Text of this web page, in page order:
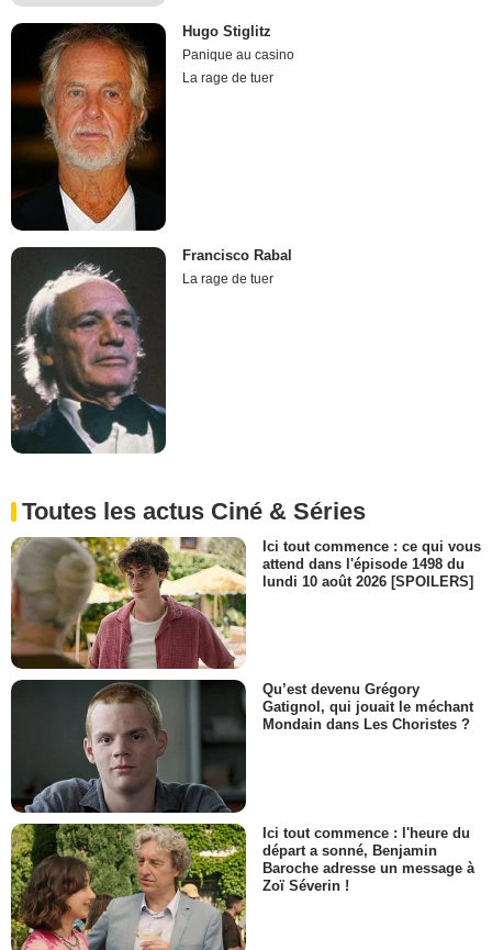
Hugo Stiglitz
Panique au casino
La rage de tuer
Francisco Rabal
La rage de tuer
Toutes les actus Ciné & Séries
Ici tout commence : ce qui vous
attend dans l'épisode 1498 du
lundi 10 août 2026 [SPOILERS]
Qu’est devenu Grégory
Gatignol, qui jouait le méchant
Mondain dans Les Choristes ?
Ici tout commence : l'heure du
départ a sonné, Benjamin
Baroche adresse un message à
Zoï Séverin !